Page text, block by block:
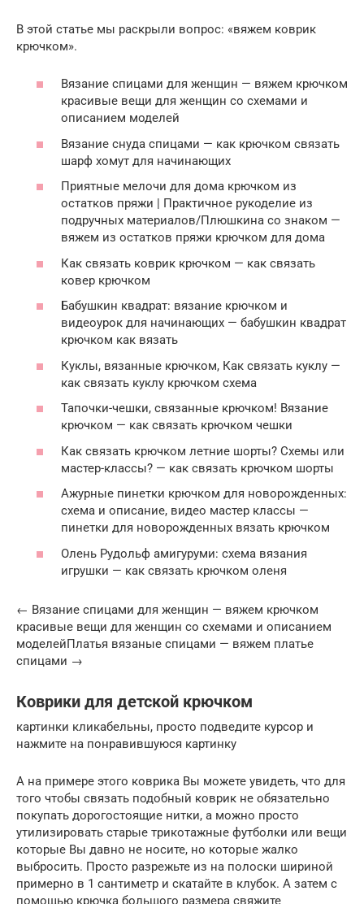
В этой статье мы раскрыли вопрос: «вяжем коврик
крючком».
Вязание спицами для женщин — вяжем крючком
красивые вещи для женщин со схемами и
описанием моделей
Вязание снуда спицами — как крючком связать
шарф хомут для начинающих
Приятные мелочи для дома крючком из
остатков пряжи | Практичное рукоделие из
подручных материалов/Плюшкина со знаком —
вяжем из остатков пряжи крючком для дома
Как связать коврик крючком — как связать
ковер крючком
Бабушкин квадрат: вязание крючком и
видеоурок для начинающих — бабушкин квадрат
крючком как вязать
Куклы, вязанные крючком, Как связать куклу —
как связать куклу крючком схема
Тапочки-чешки, связанные крючком! Вязание
крючком — как связать крючком чешки
Как связать крючком летние шорты? Схемы или
мастер-классы? — как связать крючком шорты
Ажурные пинетки крючком для новорожденных:
схема и описание, видео мастер классы —
пинетки для новорожденных вязать крючком
Олень Рудольф амигуруми: схема вязания
игрушки — как связать крючком оленя
← Вязание спицами для женщин — вяжем крючком
красивые вещи для женщин со схемами и описанием
моделейПлатья вязаные спицами — вяжем платье
спицами →
Коврики для детской крючком
картинки кликабельны, просто подведите курсор и
нажмите на понравившуюся картинку
А на примере этого коврика Вы можете увидеть, что для
того чтобы связать подобный коврик не обязательно
покупать дорогостоящие нитки, а можно просто
утилизировать старые трикотажные футболки или вещи
которые Вы давно не носите, но которые жалко
выбросить. Просто разрежьте из на полоски шириной
примерно в 1 сантиметр и скатайте в клубок. А затем с
помощью крючка большого размера свяжите